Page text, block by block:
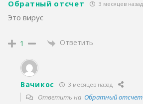
Обратный отсчет 3 месяцев назад
Это вирус
1 Ответить
Вачикос 3 месяцев назад
Ответить на Обратный отсчет